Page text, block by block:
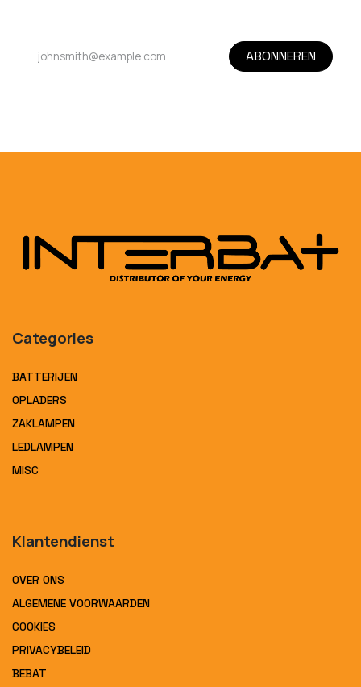
ABONNEREN
Categories
BATTERIJEN
OPLADERS
ZAKLAMPEN
LEDLAMPEN
MISC
Klantendienst
OVER ONS
ALGEMENE VOORWAARDEN
COOKIES
PRIVACYBELEID
BEBAT